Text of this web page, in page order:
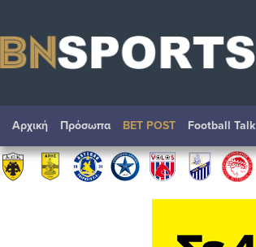
Αρχική Πρόσωπα BET POST Football Talk